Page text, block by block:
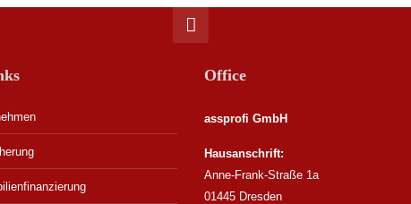
Office
assprofi GmbH
Hausanschrift:
Anne-Frank-Straße 1a
01445 Dresden